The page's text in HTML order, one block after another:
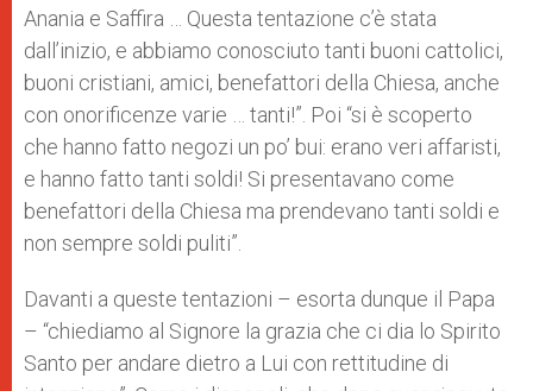
Anania e Saffira … Questa tentazione c’è stata
dall’inizio, e abbiamo conosciuto tanti buoni cattolici,
buoni cristiani, amici, benefattori della Chiesa, anche
con onorificenze varie … tanti!”. Poi “si è scoperto
che hanno fatto negozi un po’ bui: erano veri affaristi,
e hanno fatto tanti soldi! Si presentavano come
benefattori della Chiesa ma prendevano tanti soldi e
non sempre soldi puliti”.
Davanti a queste tentazioni – esorta dunque il Papa
– “chiediamo al Signore la grazia che ci dia lo Spirito
Santo per andare dietro a Lui con rettitudine di